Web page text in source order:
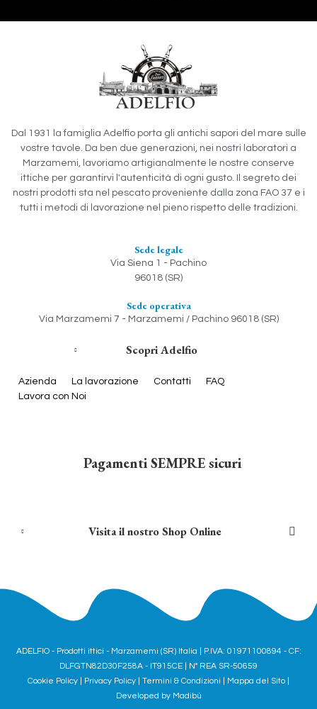
Dal 1931 la famiglia Adelfio porta gli antichi sapori del mare sulle
vostre tavole. Da ben due generazioni, nei nostri laboratori a
Marzamemi, lavoriamo artigianalmente le nostre conserve
ittiche per garantirvi l'autenticità di ogni gusto. Il segreto dei
nostri prodotti sta nel pescato proveniente dalla zona FAO 37 e i
tutti i metodi di lavorazione nel pieno rispetto delle tradizioni.
Sede legale
Via Siena 1 - Pachino
96018 (SR)
Sede operativa
Via Marzamemi 7 - Marzamemi / Pachino 96018 (SR)
Scopri Adelfio
Azienda La lavorazione Contatti
FAQ
Lavora con Noi
Pagamenti SEMPRE sicuri
Visita il nostro Shop Online
ADELFIO - Prodotti ittici - Marzamemi (SR) Italia | P.IVA: 01971100894 - CF:
DLFGTN82D30F258A - IT915CE | N° REA SR-50659
Cookie Policy
Privacy Policy Termini & Condizioni Mappa del Sito
Developed by Madibù